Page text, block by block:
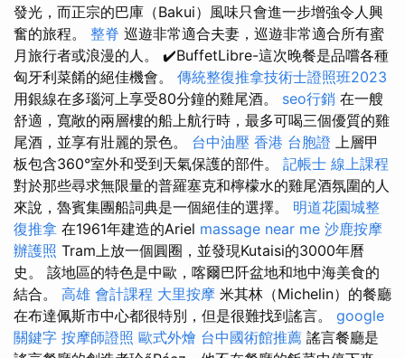
發光，而正宗的巴庫（Bakui）風味只會進一步增強令人興
奮的旅程。 整脊 巡遊非常適合夫妻，巡遊非常適合所有蜜
月旅行者或浪漫的人。 ✔️BuffetLibre-這次晚餐是品嚐各種
匈牙利菜餚的絕佳機會。 傳統整復推拿技術士證照班2023
用銀線在多瑙河上享受80分鐘的雞​​尾酒。 seo行銷 在一艘
舒適，寬敞的兩層樓的船上航行時，最多可喝三個優質的雞
尾酒，並享有壯麗的景色。 台中油壓 香港 台胞證 上層甲
板包含360°室外和受到天氣保護的部件。 記帳士 線上課程
對於那些尋求無限量的普羅塞克和檸檬水的雞尾酒氛圍的人
來說，魯賓集團船詞典是一個絕佳的選擇。 明道花園城整
復推拿 在1961年建造的Ariel massage near me 沙鹿按摩
辦護照 Tram上放一個圓圈，並發現Kutaisi的3000年曆
史。 該地區的特色是中歐，喀爾巴阡盆地和地中海美食的
結合。 高雄 會計課程 大里按摩 米其林（Michelin）的餐廳
在布達佩斯市中心都很特別，但是很難找到謠言。 google
關鍵字 按摩師證照 歐式外燴 台中國術館推薦 謠言餐廳是